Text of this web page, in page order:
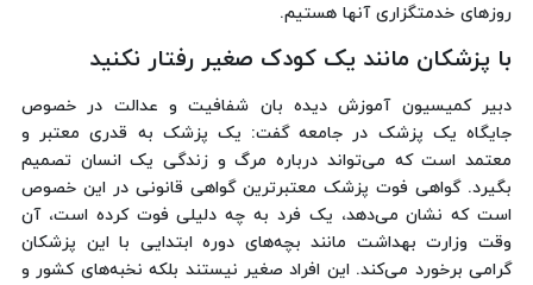
روزهای خدمتگزاری آنها هستیم.
با پزشکان مانند یک کودک صغیر رفتار نکنید
دبیر کمیسیون آموزش دیده بان شفافیت و عدالت در خصوص
جایگاه یک پزشک در جامعه گفت: یک پزشک به قدری معتبر و
معتمد است که می‌تواند درباره مرگ و زندگی یک انسان تصمیم
بگیرد. گواهی فوت پزشک معتبرترین گواهی قانونی در این خصوص
است که نشان می‌دهد، یک فرد به چه دلیلی فوت کرده است، آن
وقت وزارت بهداشت مانند بچه‌های دوره ابتدایی با این پزشکان
گرامی برخورد می‌کند. این افراد صغیر نیستند بلکه نخبه‌های کشور و